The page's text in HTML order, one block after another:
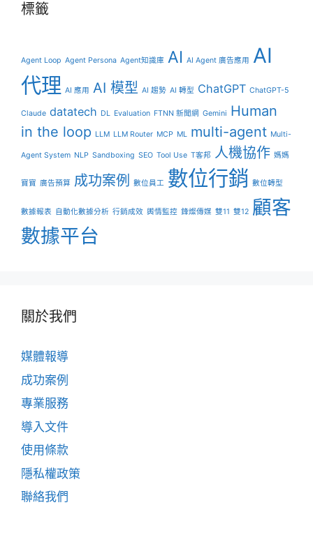
標籤
Agent Loop Agent Persona Agent知識庫 AI AI Agent 廣告應用
AI
代理 AI 應用 AI 模型 AI 趨勢 AI 轉型 ChatGPT ChatGPT-5
Claude datatech DL Evaluation FTNN 新聞網 Gemini Human
in the loop LLM LLM Router MCP ML multi-agent Multi-
Agent System NLP Sandboxing SEO Tool Use T客邦 人機協作 媽媽
寶寶 廣告預算 成功案例 數位員工 數位行銷 數位轉型
數據報表 自動化數據分析 行銷成效 輿情監控 鋒燦傳媒 雙11 雙12 顧客
數據平台
關於我們
媒體報導
成功案例
專業服務
導入文件
使用條款
隱私權政策
聯絡我們